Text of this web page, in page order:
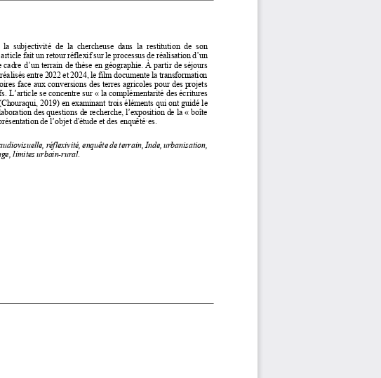
la  subjectivité  de  la  chercheuse  dans  la  restitution  de  son
fait un retour réflexif sur le processus de réalisation d’un
d’un terrain de thèse en géographie. À partir de séjours
entre 2022 et 2024, le film documente la transformation
face aux conversions des terres agricoles pour des projets
Lʼarticle se concentre sur « la complémentarité des écritures
2019) en examinant trois éléments qui ont guidé le
des questions de recherche, lʼexposition de la « boîte
de lʼobjet d'étude et des enquêté·es.
réflexivité, enquête de terrain, Inde, urbanisation,
limites urbain-rural.